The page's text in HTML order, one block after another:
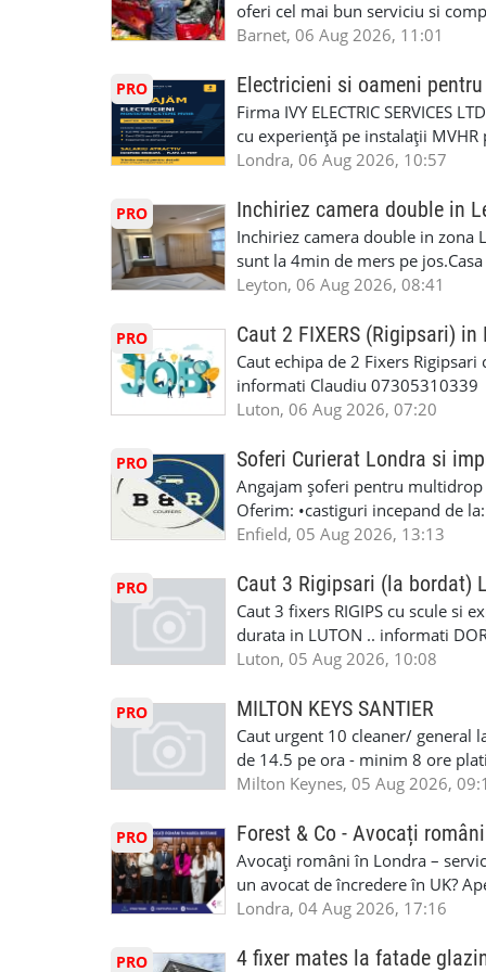
complicații. 💥 Suport real de la
noi oportunități de muncă și de
6RR 🚀 CSCS Colindale – GQA
te astăzi. Construiește-ți viitorul
oferi cel mai bun serviciu si
alegerea ideală: Personal
Auto. Indiferent de situație,
repara in scurt timp si eficient
garaj auto care ofera orice tip de
Lucram cu Toate Garantiile si
iTP/MOT Masini Mici si Vanuri
Accident Management, Preluam
Masina la Schimb. ✅ Distributii
Geometrie Profesionala Roti
Explicatii. ✅ Suntem foarte buni
Reparam orice tip de masina
Masina de Drum Lung. ✅
Detailing Auto Interior/Exterior.
WhatsApp Text https://wa.link/
6HB
#AtelierAutoLondra
#RomanianGarageRepair
#RomanianMechanic
#MecaniciProfesionistiLondra
#mecanicmoldoveanlondra
Barnet, 06 Aug 2026, 11:01
PRO Electricieni si oameni
Firma IVY ELECTRIC SERVICES
cu experiență pe instalații
obligatorii: 🔹 Full PPE
lucru constant ✅ Echipă
detalii și programare, trimiteți
Londra, 06 Aug 2026, 10:57
PRO Inchiriez camera double in
Inchiriez camera double in zona
sunt la 4min de mers pe
incluse.Cautam o persoana sau
seriozitate.Multumesc anticipat.
Leyton, 06 Aug 2026, 08:41
PRO Caut 2 FIXERS (Rigipsari) in
Caut echipa de 2 Fixers
informati Claudiu 07305310339
Luton, 06 Aug 2026, 07:20
PRO Soferi Curierat Londra si
Angajam șoferi pentru
Oferim: •castiguri incepand de
pentru cei platitori de VAT si
status obligatoriu •varsta
compania aplica pentru
•oferim: - training platit (3 zile-
nedeterminata. -full time/ part-
masinii). Acceptam cu permis
Enfield - Weybridge - Romford -
programari la interviu apelati
Enfield, 05 Aug 2026, 13:13
PRO Caut 3 Rigipsari (la bordat)
Caut 3 fixers RIGIPS cu scule si
durata in LUTON .. informati
Luton, 05 Aug 2026, 10:08
PRO MILTON KEYS SANTIER
Caut urgent 10 cleaner/ general
de 14.5 pe ora - minim 8 ore
la Amazon. Munca este usoara,
SAPTAMANALA Contact: +44
interesati
Milton Keynes, 05 Aug 2026,
PRO Forest & Co - Avocați
Avocați români în Londra –
un avocat de încredere în UK?
Solicitors, indiferent că ai nevoie
familiei (divorț, custodie, partaj)
Londra, 04 Aug 2026, 17:16
PRO 4 fixer mates la fatade